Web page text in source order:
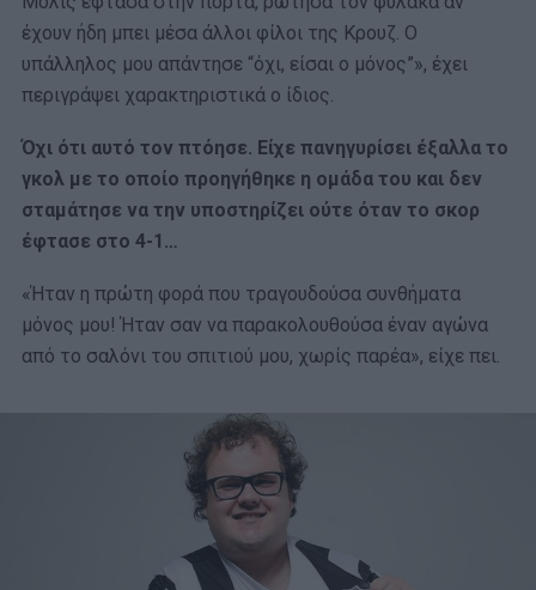
έχουν ήδη μπει μέσα άλλοι φίλοι της Κρουζ. Ο
υπάλληλος μου απάντησε “όχι, είσαι ο μόνος”», έχει
περιγράψει χαρακτηριστικά ο ίδιος.
Όχι ότι αυτό τον πτόησε. Είχε πανηγυρίσει έξαλλα το
γκολ με το οποίο προηγήθηκε η ομάδα του και δεν
σταμάτησε να την υποστηρίζει ούτε όταν το σκορ
έφτασε στο 4-1…
«Ήταν η πρώτη φορά που τραγουδούσα συνθήματα
μόνος μου! Ήταν σαν να παρακολουθούσα έναν αγώνα
από το σαλόνι του σπιτιού μου, χωρίς παρέα», είχε πει.